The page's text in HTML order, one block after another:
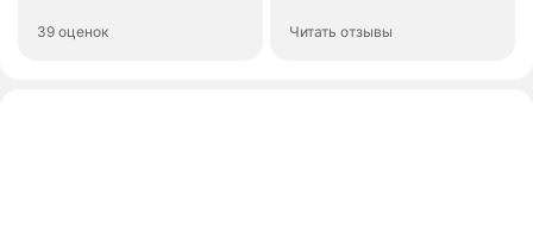
39 оценок Читать отзывы